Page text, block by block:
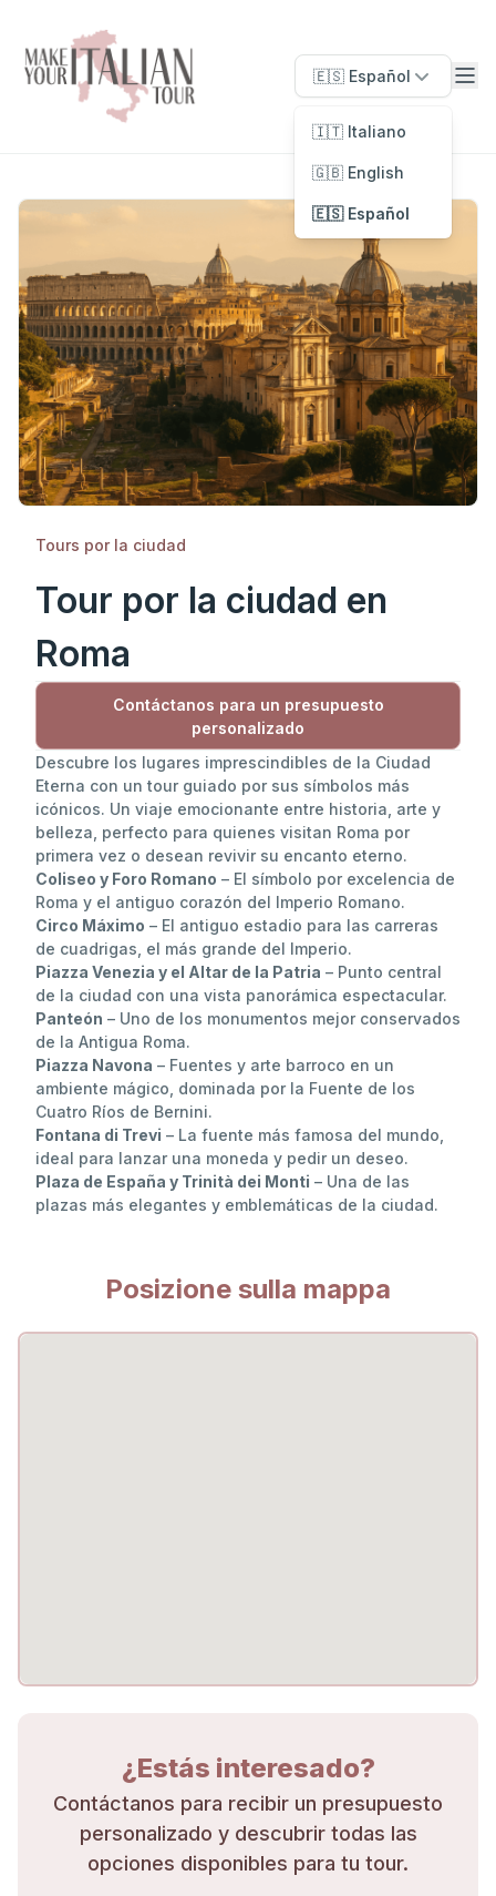
🇪🇸 Español
🇮🇹 Italiano
🇬🇧 English
🇪🇸 Español
Tours por la ciudad
Tour por la ciudad en
Roma
Contáctanos para un presupuesto
personalizado
Descubre los lugares imprescindibles de la Ciudad
Eterna con un tour guiado por sus símbolos más
icónicos. Un viaje emocionante entre historia, arte y
belleza, perfecto para quienes visitan Roma por
primera vez o desean revivir su encanto eterno.
Coliseo y Foro Romano – El símbolo por excelencia de
Roma y el antiguo corazón del Imperio Romano.
Circo Máximo – El antiguo estadio para las carreras
de cuadrigas, el más grande del Imperio.
Piazza Venezia y el Altar de la Patria – Punto central
de la ciudad con una vista panorámica espectacular.
Panteón – Uno de los monumentos mejor conservados
de la Antigua Roma.
Piazza Navona – Fuentes y arte barroco en un
ambiente mágico, dominada por la Fuente de los
Cuatro Ríos de Bernini.
Fontana di Trevi – La fuente más famosa del mundo,
ideal para lanzar una moneda y pedir un deseo.
Plaza de España y Trinità dei Monti – Una de las
plazas más elegantes y emblemáticas de la ciudad.
Posizione sulla mappa
¿Estás interesado?
Contáctanos para recibir un presupuesto
personalizado y descubrir todas las
opciones disponibles para tu tour.